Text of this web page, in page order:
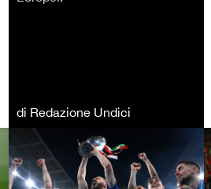
di Redazione Undici
CALCIO